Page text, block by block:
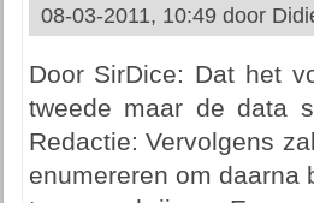
08-03-2011, 10:49 door
Door SirDice: Dat het
tweede maar de data
Redactie: Vervolgens
enumereren om daarna